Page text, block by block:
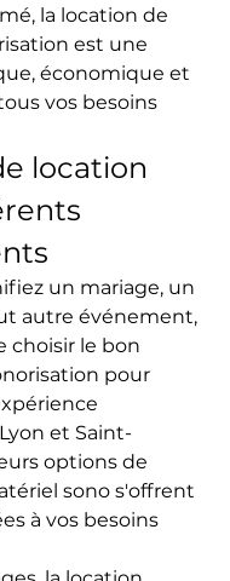
la location de
est une
économique et
vos besoins
location
un mariage, un
autre événement,
choisir le bon
pour
et Saint-
options de
sono s'offrent
à vos besoins